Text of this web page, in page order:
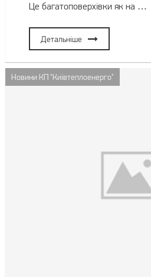
Це багатоповерхівки як на …
Детальніше
Новини КП "Київтеплоенерго"